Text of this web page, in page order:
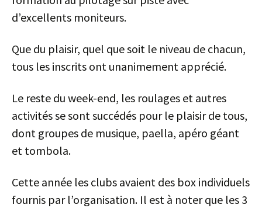
d’excellents moniteurs.
Que du plaisir, quel que soit le niveau de chacun,
tous les inscrits ont unanimement apprécié.
Le reste du week-end, les roulages et autres
activités se sont succédés pour le plaisir de tous,
dont groupes de musique, paella, apéro géant
et tombola.
Cette année les clubs avaient des box individuels
fournis par l’organisation. Il est à noter que les 3